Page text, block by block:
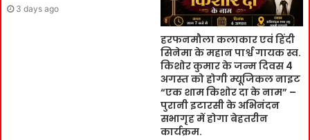
3 days ago
हरफनमौला कलाकार एवं हिंदी
सिनेमा के महान पार्श्व गायक स्व.
किशोर कुमार के जन्म दिवस 4
अगस्त को होगी म्यूजिकल नाइट
“एक शाम किशोर दा के नाम” –
पुरानी इटारसी के अभिनंदन
सभागृह में होगा बेहतरीन
कार्यक्रम.